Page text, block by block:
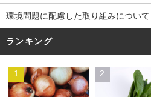
環境問題に配慮した取り組みについて
ランキング
1 2